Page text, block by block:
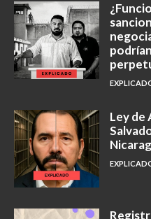
Ley de